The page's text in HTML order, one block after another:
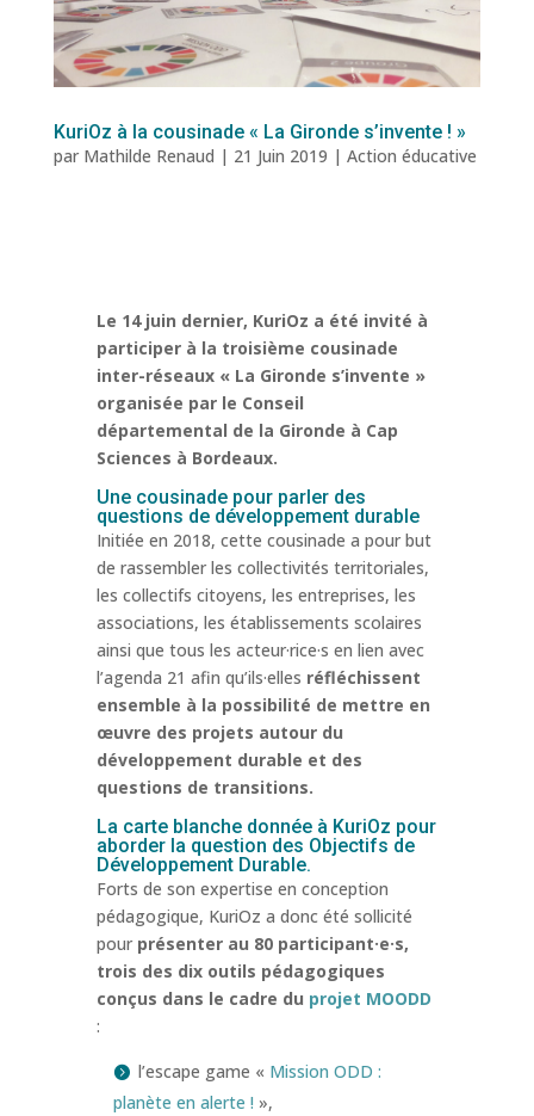
KuriOz à la cousinade « La Gironde s’invente ! »
par Mathilde Renaud | 21 Juin 2019 | Action éducative
Le 14 juin dernier, KuriOz a été invité à
participer à la troisième cousinade
inter-réseaux « La Gironde s’invente »
organisée par le Conseil
départemental de la Gironde à Cap
Sciences à Bordeaux.
Une cousinade pour parler des
questions de développement durable
Initiée en 2018, cette cousinade a pour but
de rassembler les collectivités territoriales,
les collectifs citoyens, les entreprises, les
associations, les établissements scolaires
ainsi que tous les acteur·rice·s en lien avec
l’agenda 21 afin qu’ils·elles réfléchissent
ensemble à la possibilité de mettre en
œuvre des projets autour du
développement durable et des
questions de transitions.
La carte blanche donnée à KuriOz pour
aborder la question des Objectifs de
Développement Durable.
Forts de son expertise en conception
pédagogique, KuriOz a donc été sollicité
pour présenter au 80 participant·e·s,
trois des dix outils pédagogiques
conçus dans le cadre du projet MOODD
:
l’escape game « Mission ODD :
planète en alerte ! »,